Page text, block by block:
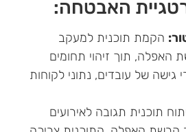
האבטחה:
הקמת תוכנית למעקב
תוך זיהוי תחומים
גישה של עובדים, נתוני לקוחות
תוכנית תגובה לאירועים